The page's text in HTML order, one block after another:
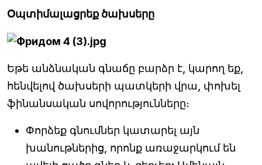
Օպտիմալացրեք ծախսերը
Եթե ​​անձնական գնաճը բարձր է, կարող եք,
հենվելով ծախսերի պատկերի վրա, փոխել
ֆինանսական սովորությունները։
Փորձեք գնումներ կատարել այն
խանութներից, որոնք առաջարկում են